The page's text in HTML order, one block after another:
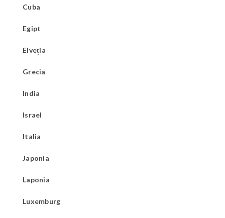
Cuba
Egipt
Elveția
Grecia
India
Israel
Italia
Japonia
Laponia
Luxemburg